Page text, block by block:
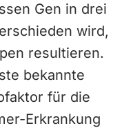
Gen in drei
wird,
resultieren.
bekannte
für die
Erkrankung